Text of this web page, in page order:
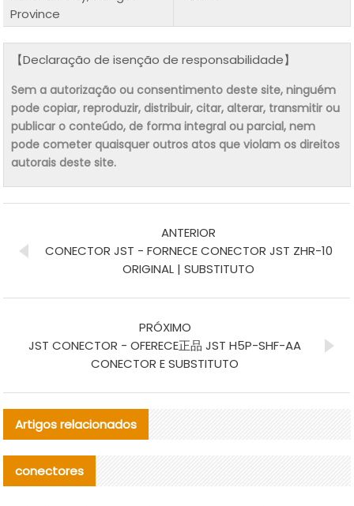
Province
【Declaração de isenção de responsabilidade】
Sem a autorização ou consentimento deste site, ninguém
pode copiar, reproduzir, distribuir, citar, alterar, transmitir ou
publicar o conteúdo, de forma integral ou parcial, nem
pode cometer quaisquer outros atos que violam os direitos
autorais deste site.
ANTERIOR
CONECTOR JST - FORNECE CONECTOR JST ZHR-10
ORIGINAL | SUBSTITUTO
PRÓXIMO
JST CONECTOR - OFERECE正品 JST H5P-SHF-AA
CONECTOR E SUBSTITUTO
Artigos relacionados
conectores